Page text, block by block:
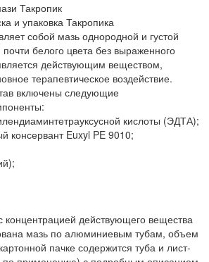
и упаковка Такропика
собой мазь однородной и густой
белого цвета без выраженного
действующим веществом,
терапевтическое воздействие.
включены следующие
кислоты (ЭДТА);
консервант Euxyl PE 9010;
концентрацией действующего вещества
мазь по алюминиевым тубам, объем
пачке содержится туба и лист-